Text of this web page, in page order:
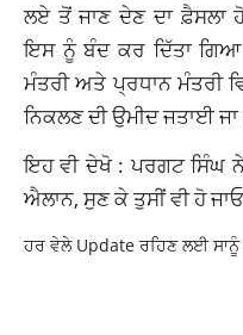
ਲਏ ਤੋਂ ਜਾਣ ਦੇਣ ਦਾ ਫ਼ੈਸਲਾ
ਇਸ ਨੂੰ ਬੰਦ ਕਰ ਦਿੱਤਾ
ਮੰਤਰੀ ਅਤੇ ਪ੍ਰਧਾਨ ਮੰਤਰੀ
ਨਿਕਲਣ ਦੀ ਉਮੀਦ ਜਤਾਈ ਜਾ
ਇਹ ਵੀ ਦੇਖੋ : ਪਰਗਟ ਸਿੰਘ
ਐਲਾਨ, ਸੁਣ ਕੇ ਤੁਸੀਂ ਵੀ ਹੋ
ਹਰ ਵੇਲੇ Update ਰਹਿਣ ਲਈ ਸਾਨੂੰ